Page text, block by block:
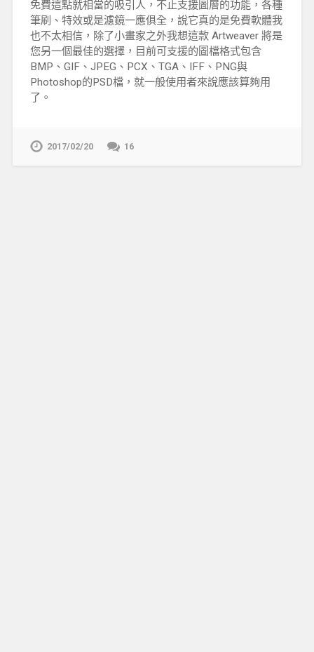
免費這點就相當的吸引人，不止支援圖層的功能，各種
筆刷、特效或是濾鏡一應俱全，說它真的是免費軟體我
也不太相信，除了小畫家之外我想這款 Artweaver 將是
您另一個最佳的選擇，目前可支援的圖檔格式包含
BMP、GIF、JPEG、PCX、TGA、IFF、PNG與
Photoshop的PSD檔，就一般使用者來說應該算夠用
了。
2017/02/20 16